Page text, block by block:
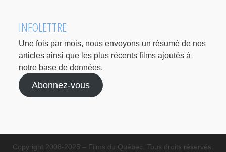
INFOLETTRE
Une fois par mois, nous envoyons un résumé de nos
articles ainsi que les plus récents films ajoutés à
notre base de données.
Abonnez-vous
Copyright 2008-2025 – Films du Québec. Tous droits réservés.